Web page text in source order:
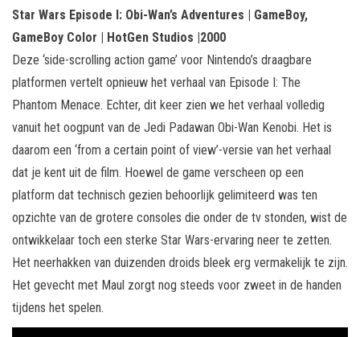
Star Wars Episode I: Obi-Wan’s Adventures | GameBoy,
GameBoy Color | HotGen Studios |2000
Deze ‘side-scrolling action game’ voor Nintendo’s draagbare
platformen vertelt opnieuw het verhaal van Episode I: The
Phantom Menace. Echter, dit keer zien we het verhaal volledig
vanuit het oogpunt van de Jedi Padawan Obi-Wan Kenobi. Het is
daarom een ‘from a certain point of view’-versie van het verhaal
dat je kent uit de film. Hoewel de game verscheen op een
platform dat technisch gezien behoorlijk gelimiteerd was ten
opzichte van de grotere consoles die onder de tv stonden, wist de
ontwikkelaar toch een sterke Star Wars-ervaring neer te zetten.
Het neerhakken van duizenden droids bleek erg vermakelijk te zijn.
Het gevecht met Maul zorgt nog steeds voor zweet in de handen
tijdens het spelen.